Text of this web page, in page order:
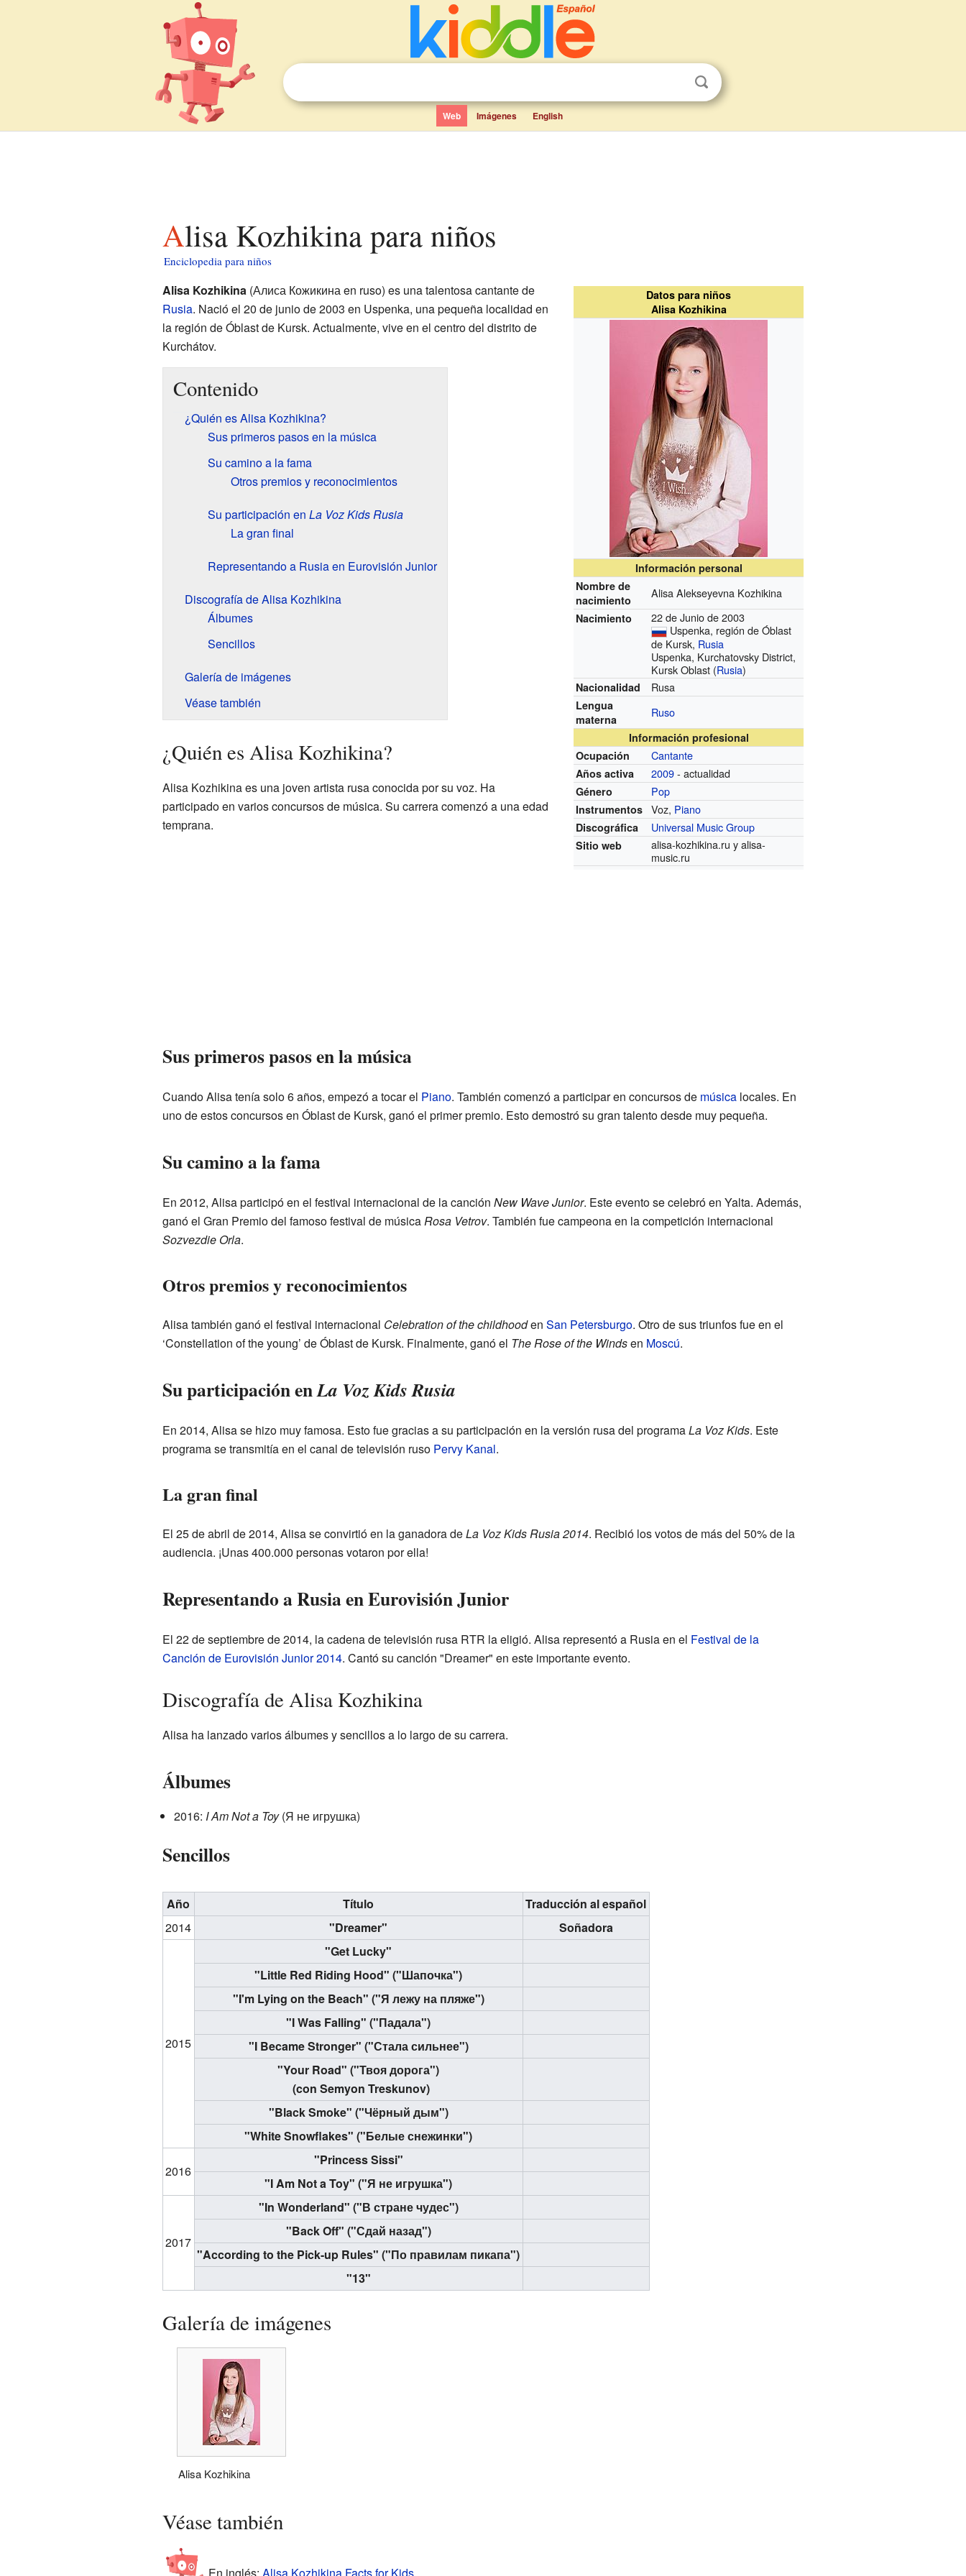
Web Imágenes English
Alisa Kozhikina para niños
Enciclopedia para niños
Datos para niños
Alisa Kozhikina
Información personal
Nombre de
nacimiento
Alisa Alekseyevna Kozhikina
Nacimiento
22 de Junio de 2003
Uspenka, región de Óblast
de Kursk, Rusia
Uspenka, Kurchatovsky District,
Kursk Oblast (Rusia)
Nacionalidad Rusa
Lengua
materna
Ruso
Información profesional
Ocupación
Cantante
Años activa 2009- actualidad
Género Pop
Instrumentos Voz, Piano
Discográfica Universal Music Group
Sitio web alisa-kozhikina.ru yalisa-
music.ru
Alisa Kozhikina(Алиса Кожикина en ruso) es una talentosa cantante de
Rusia. Nació el 20 de junio de 2003 en Uspenka, una pequeña localidad en
la región de Óblast de Kursk. Actualmente, vive en el centro del distrito de
Kurchátov.
Contenido
¿Quién es Alisa Kozhikina?
Sus primeros pasos en la música
Su camino a la fama
Otros premios y reconocimientos
Su participación en La Voz Kids Rusia
La gran final
Representando a Rusia en Eurovisión Junior
Discografía de Alisa Kozhikina
Álbumes
Sencillos
Galería de imágenes
Véase también
¿Quién es Alisa Kozhikina?
Alisa Kozhikina es una joven artista rusa conocida por su voz. Ha
participado en varios concursos de música. Su carrera comenzó a una edad
temprana.
Sus primeros pasos en la música
Cuando Alisa tenía solo 6 años, empezó a tocar el Piano. También comenzó a participar en concursos de músicalocales. En
uno de estos concursos en Óblast de Kursk, ganó el primer premio. Esto demostró su gran talento desde muy pequeña.
Su camino a la fama
En 2012, Alisa participó en el festival internacional de la canción New Wave Junior. Este evento se celebró en Yalta. Además,
ganó el Gran Premio del famoso festival de músicaRosa Vetrov. También fue campeona en la competición internacional
Sozvezdie Orla.
Otros premios y reconocimientos
Alisa también ganó el festival internacional Celebration of the childhooden San Petersburgo. Otro de sus triunfos fue en el
‘Constellation of the young’ de Óblast de Kursk. Finalmente, ganó el The Rose of the Windsen Moscú.
Su participación enLa Voz Kids Rusia
En 2014, Alisa se hizo muy famosa. Esto fue gracias a su participación en la versión rusa del programaLa Voz Kids. Este
programa se transmitía en el canal de televisión ruso Pervy Kanal.
La gran final
El 25 de abril de 2014, Alisa se convirtió en la ganadora deLa Voz Kids Rusia 2014. Recibió los votos de más del 50% de la
audiencia. ¡Unas 400.000 personas votaron por ella!
Representando a Rusia en Eurovisión Junior
El 22 de septiembre de 2014, la cadena de televisión rusa RTR la eligió. Alisa representó a Rusia en el Festival de la
Canción de Eurovisión Junior 2014. Cantó su canción "Dreamer" en este importante evento.
Discografía de Alisa Kozhikina
Alisa ha lanzado varios álbumes y sencillos a lo largo de su carrera.
Álbumes
2016: I Am Not a Toy(Я не игрушка)
Sencillos
Año Título
Traducción al español
2014
"Dreamer" Soñadora
2015
"Get Lucky"
"Little Red Riding Hood" ("Шапочка")
"I'm Lying on the Beach" ("Я лежу на пляже")
"I Was Falling" ("Падала")
"I Became Stronger" ("Стала сильнее")
"Your Road" ("Твоя дорога")
(con Semyon Treskunov)
"Black Smoke" ("Чёрный дым")
"White Snowflakes" ("Белые снежинки")
2016
"Princess Sissi"
"I Am Not a Toy" ("Я не игрушка")
2017
"In Wonderland" ("В стране чудес")
"Back Off" ("Сдай назад")
"According to the Pick-up Rules" ("По правилам пикапа")
"13"
Galería de imágenes
Alisa Kozhikina
Véase también
En inglés: Alisa Kozhikina Facts for Kids